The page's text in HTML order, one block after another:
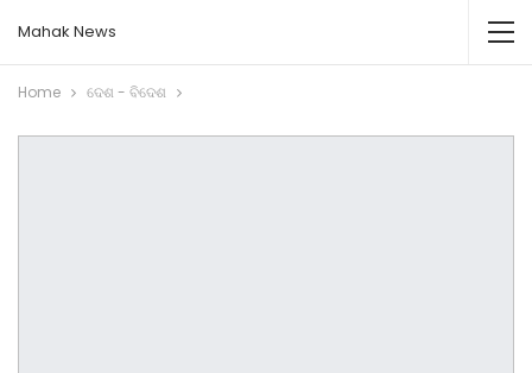
Mahak News
Home ଦେଶ - ବିଦେଶ